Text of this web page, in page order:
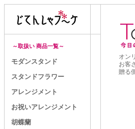
オン
お客
贈る
～取扱い 商品一覧～
モダンスタンド
スタンドフラワー
アレンジメント
お祝いアレンジメント
胡蝶蘭